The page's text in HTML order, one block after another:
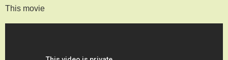
This movie